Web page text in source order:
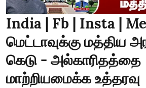
India | Fb | Insta |
மெட்டாவுக்கு மத்திய
கெடு - அல்காரிதத்தை
மாற்றியமைக்க உத்தரவு